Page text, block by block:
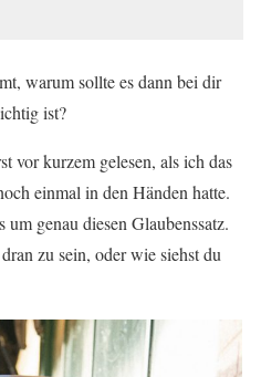
warum sollte es dann bei dir
ist?
vor kurzem gelesen, als ich das
einmal in den Händen hatte.
genau diesen Glaubenssatz.
zu sein, oder wie siehst du